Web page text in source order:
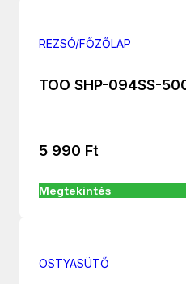
REZSÓ/FŐZŐLAP
TOO SHP-094SS-
5 990 Ft
Megtekintés
OSTYASÜTŐ